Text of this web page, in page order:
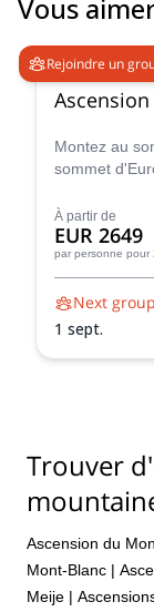
mountain peaks.
Vous
Rejoindre un
Montez au
sommet
par des
nos
votre sécurité
montagne
inoubliable
À partir de
EUR 2649
par personne pour
Next
1 sept.
Trouver
Ascension du
Mont-Blanc |
Meije |